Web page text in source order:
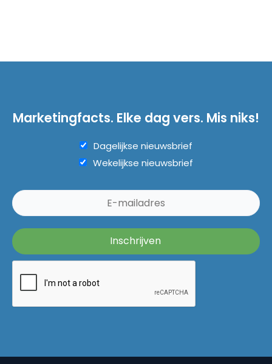
Marketingfacts. Elke dag vers. Mis niks!
Dagelijkse nieuwsbrief
Wekelijkse nieuwsbrief